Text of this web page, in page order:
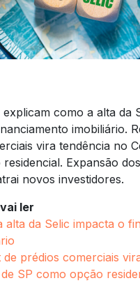
explicam como a alta da
imobiliário.
vira tendência no
Expansão
novos investidores.
ler
alta da Selic impacta o
de prédios comerciais
SP como opção